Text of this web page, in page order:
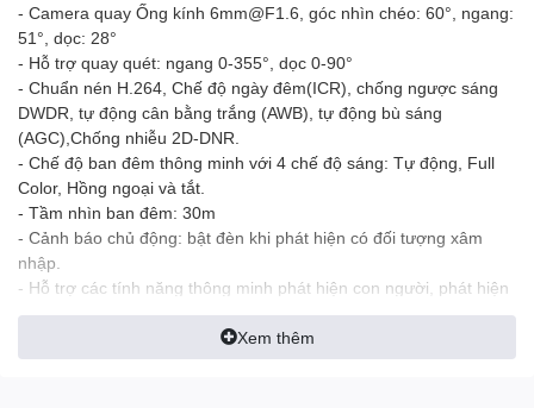
- Camera quay Ống kính 6mm@F1.6, góc nhìn chéo: 60°, ngang:
51°, dọc: 28°
- Hỗ trợ quay quét: ngang 0-355°, dọc 0-90°
- Chuẩn nén H.264, Chế độ ngày đêm(ICR), chống ngược sáng
DWDR, tự động cân bằng trắng (AWB), tự động bù sáng
(AGC),Chống nhiễu 2D-DNR.
- Chế độ ban đêm thông minh với 4 chế độ sáng: Tự động, Full
Color, Hồng ngoại và tắt.
- Tầm nhìn ban đêm: 30m
- Cảnh báo chủ động: bật đèn khi phát hiện có đối tượng xâm
nhập.
- Hỗ trợ các tính năng thông minh phát hiện con người, phát hiện
chuyển động, Theo dõi đối tượng Smart Tracking.
- Hỗ trợ khe cắm thẻ nhớ Micro SD lên đến 512GB
- Hỗ trợ chuẩn ONVIF, Cloud, LAN, tích hợp Wi-Fi
Xem thêm